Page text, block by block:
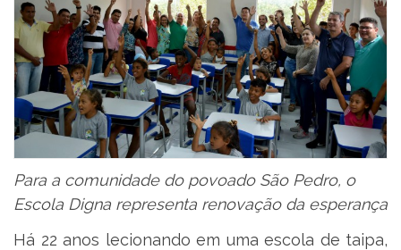
Para a comunidade do povoado São Pedro, o
Escola Digna representa renovação da esperança
Há 22 anos lecionando em uma escola de taipa,